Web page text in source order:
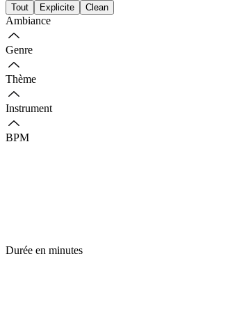
Tout Explicite Clean
Ambiance
Genre
Thème
Instrument
BPM
Durée en minutes